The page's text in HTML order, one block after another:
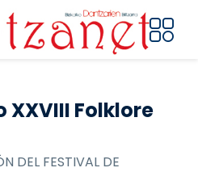
XXVIII Folklore
DEL FESTIVAL DE